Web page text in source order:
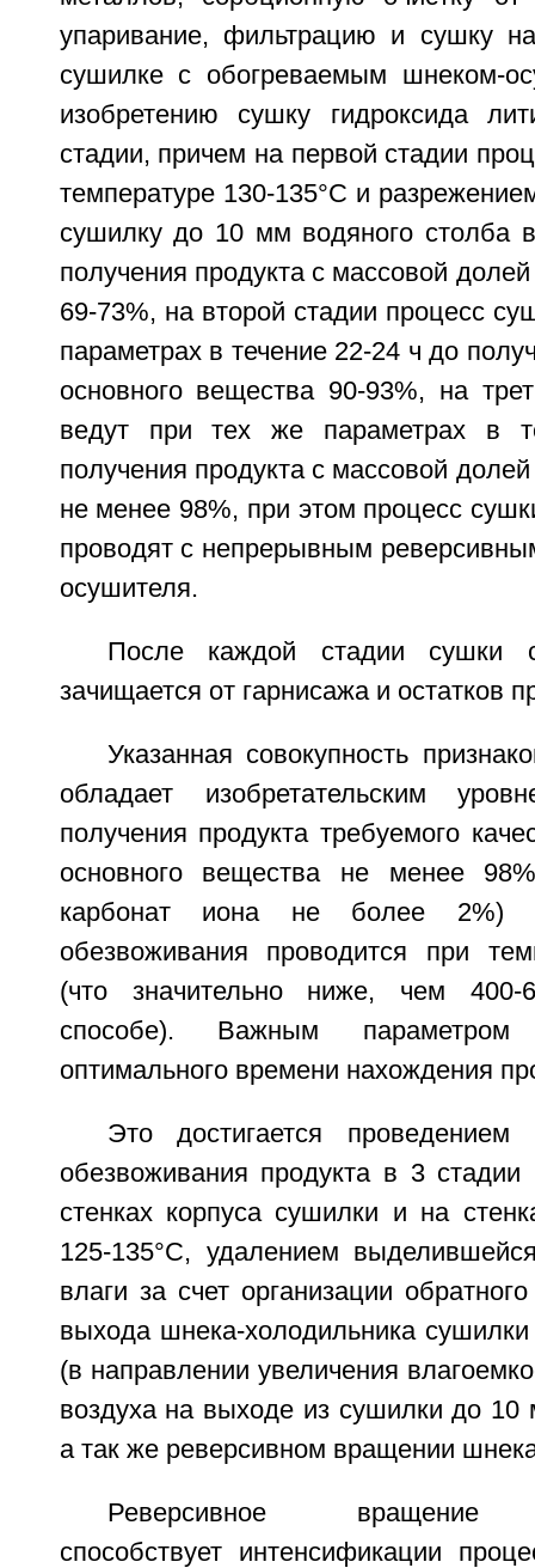
упаривание, фильтрацию и сушку
сушилке с обогреваемым шнеком-
изобретению сушку гидроксида
стадии, причем на первой стадии
температуре 130-135°С и
сушилку до 10 мм водяного столба
получения продукта с массовой
69-73%, на второй стадии процесс
параметрах в течение 22-24 ч до
основного вещества 90-93%, на
ведут при тех же параметрах в
получения продукта с массовой
не менее 98%, при этом процесс
проводят с непрерывным
осушителя.
После каждой стадии сушки
зачищается от гарнисажа и остатков
Указанная совокупность
обладает изобретательским
получения продукта требуемого
основного вещества не менее
карбонат иона не более 2%)
обезвоживания проводится при
(что значительно ниже, чем 400-
способе). Важным
оптимального времени нахождения
Это достигается
обезвоживания продукта в 3
стенках корпуса сушилки и на
125-135°С, удалением
влаги за счет организации
выхода шнека-холодильника
(в направлении увеличения
воздуха на выходе из сушилки до 10
а так же реверсивном вращении
Реверсивное вращение
способствует интенсификации